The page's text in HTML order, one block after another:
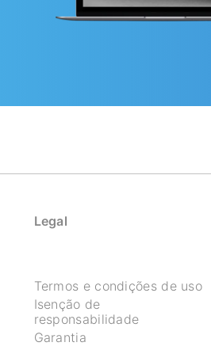
Legal
Termos e condições de uso
Isenção de
responsabilidade
Garantia